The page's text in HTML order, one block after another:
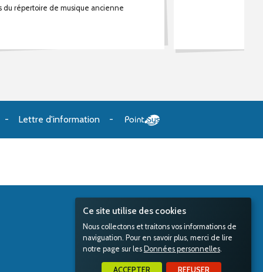
Ce site utilise des cookies
Nous collectons et traitons vos informations de
naviguation. Pour en savoir plus, merci de lire
notre page sur les Données personnelles.
ACCEPTER REFUSER
du répertoire de musique ancienne
Lettre d'information